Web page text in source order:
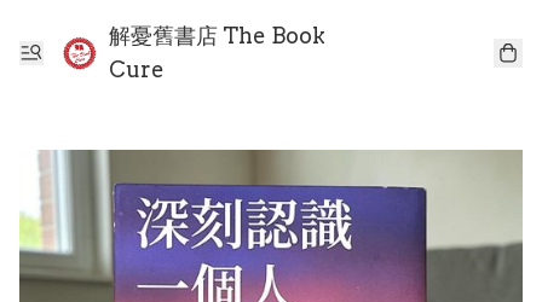
解憂舊書店 The Book
Cure